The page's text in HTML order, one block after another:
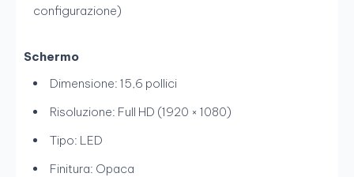
configurazione)
Schermo
Dimensione: 15,6 pollici
Risoluzione: Full HD (1920 × 1080)
Tipo: LED
Finitura: Opaca